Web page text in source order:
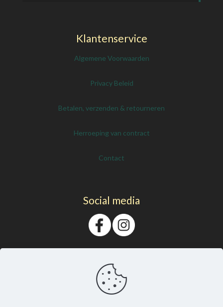
Klantenservice
Algemene Voorwaarden
Privacy Beleid
Betalen, verzenden & retourneren
Herroeping van contract
Contact
Social media